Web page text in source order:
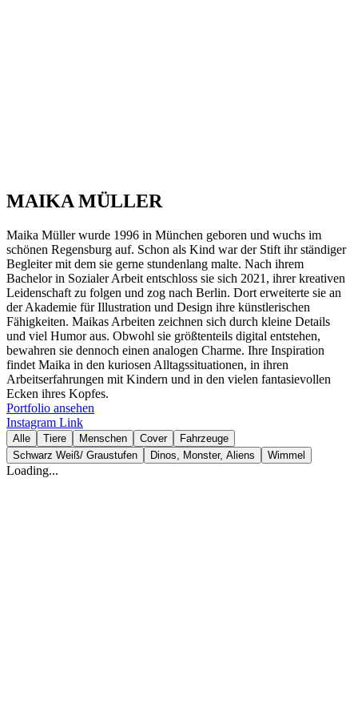
MAIKA MÜLLER
Maika Müller wurde 1996 in München geboren und wuchs im
schönen Regensburg auf. Schon als Kind war der Stift ihr ständiger
Begleiter mit dem sie gerne stundenlang malte. Nach ihrem
Bachelor in Sozialer Arbeit entschloss sie sich 2021, ihrer kreativen
Leidenschaft zu folgen und zog nach Berlin. Dort erweiterte sie an
der Akademie für Illustration und Design ihre künstlerischen
Fähigkeiten. Maikas Arbeiten zeichnen sich durch kleine Details
und viel Humor aus. Obwohl sie größtenteils digital entstehen,
bewahren sie dennoch einen analogen Charme. Ihre Inspiration
findet Maika in den kuriosen Alltagssituationen, in ihren
Arbeitserfahrungen mit Kindern und in den vielen fantasievollen
Ecken ihres Kopfes.
Portfolio ansehen
Instagram Link
Alle Tiere Menschen Cover
Fahrzeuge
Schwarz Weiß/ Graustufen
Dinos, Monster, Aliens Wimmel
Loading...